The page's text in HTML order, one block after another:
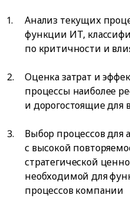
Анализ текущих
функции ИТ,
по критичности и
Оценка затрат и
процессы наиболее
и дорогостоящие
Выбор процессов для
с высокой
стратегической
необходимой для
процессов компании